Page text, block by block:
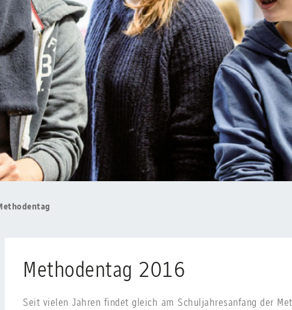
Methodentag 2016
Seit vielen Jahren findet gleich am Schuljahresanfang der